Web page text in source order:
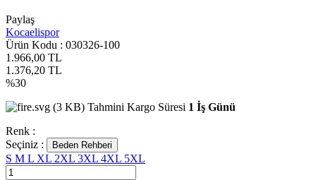
Paylaş
Kocaelispor
Ürün Kodu : 030326-100
1.966,00 TL
1.376,20 TL
%30
Tahmini Kargo Süresi 1 İş Günü
Renk :
Seçiniz :
Beden Rehberi
S M L XL 2XL 3XL 4XL 5XL